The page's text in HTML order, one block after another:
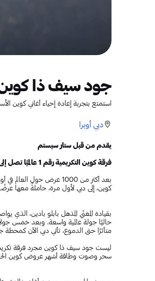
جود سيف ذا
استمتع بتجربة إعادة إحياء أغاني كوين
دبي أوبرا
يقدم من قبل ستار سيستم
فرقة كوين التكريمية رقم 1 عالميًا تصل إلى دبي للمرة الأولى
بعد أكثر من 1000 عرض حول
كوين، إلى دبي لأول مرة، حاملةً معها عرضًا
بقيادة المغنّي المذهل بابلو بادين،
حاليًا جولة عالمية واسعة. وبعد خمس
متأثرًا حتى الدموع، تأتي دبي الآن كمحطة
ليست جود سيف ذا كوين مجرد فرقة
سحر وصوت وطاقة أشهر عروض كوين